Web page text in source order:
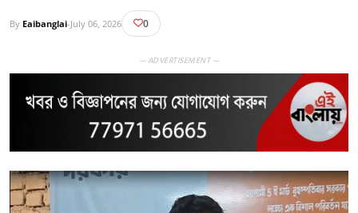
By Eaibanglai-July 06, 2026 0
— ADVERTISEMENT —